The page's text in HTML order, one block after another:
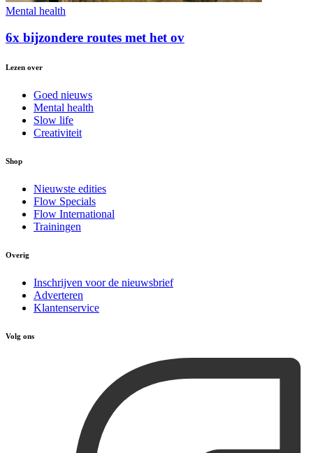
Mental health
6x bijzondere routes met het ov
Lezen over
Goed nieuws
Mental health
Slow life
Creativiteit
Shop
Nieuwste edities
Flow Specials
Flow International
Trainingen
Overig
Inschrijven voor de nieuwsbrief
Adverteren
Klantenservice
Volg ons